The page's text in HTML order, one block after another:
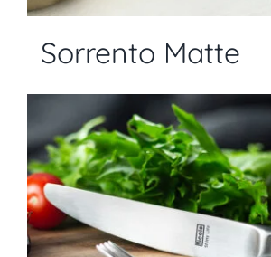
Sorrento Matte